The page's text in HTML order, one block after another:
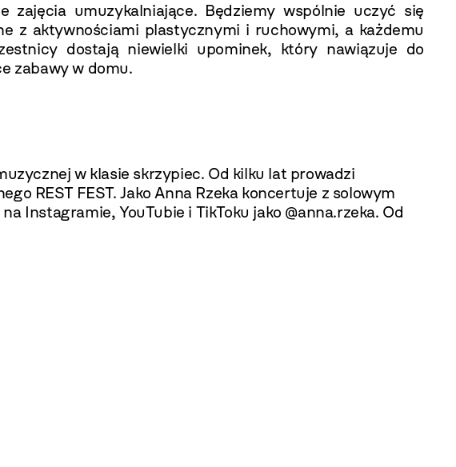
umuzykalniające. Będziemy wspólnie uczyć się
z aktywnościami plastycznymi i ruchowymi, a każdemu
dostają niewielki upominek, który nawiązuje do
zabawy w domu.
w klasie skrzypiec. Od kilku lat prowadzi
REST FEST. Jako Anna Rzeka koncertuje z solowym
Instagramie, YouTubie i TikToku jako @anna.rzeka. Od